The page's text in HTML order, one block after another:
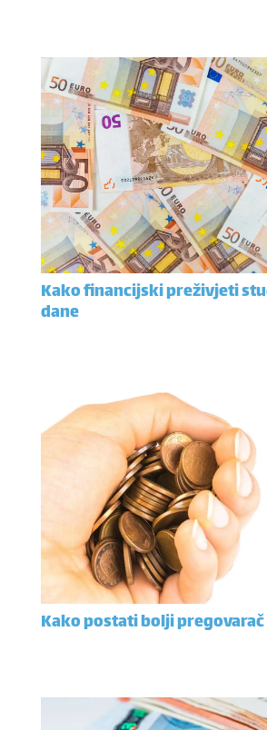
Kako financijski preživjeti
dane
Kako postati bolji